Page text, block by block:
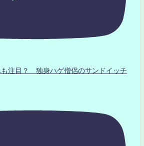
も注目？ 独身ハゲ僧侶のサンドイッチ